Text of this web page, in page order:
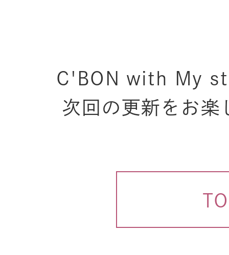
C'BON with My
次回の更新をお楽